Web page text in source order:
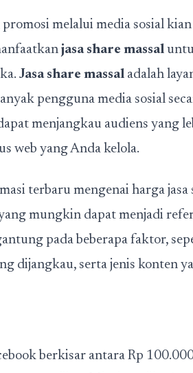
melalui media sosial
jasa share massal
Jasa share massal adalah
pengguna media sosial
menjangkau audiens yang
web yang Anda kelola.
terbaru mengenai harga
mungkin dapat menjadi
pada beberapa faktor,
dijangkau, serta jenis konten
berkisar antara Rp